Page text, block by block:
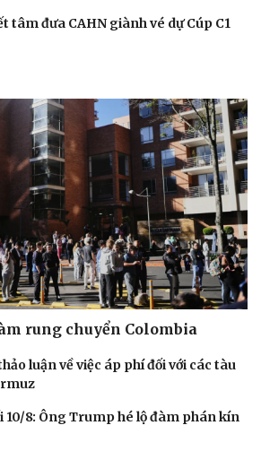
tâm đưa CAHN giành vé dự Cúp C1
rung chuyển Colombia
luận về việc áp phí đối với các tàu
10/8: Ông Trump hé lộ đàm phán kín